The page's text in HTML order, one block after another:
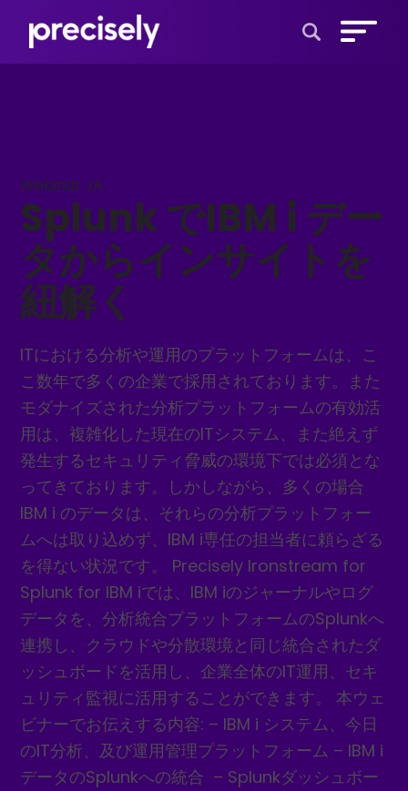
Webinar JA
Splunk でIBM i デー
タからインサイトを
紐解く
ITにおける分析や運用のプラットフォームは、こ
こ数年で多くの企業で採用されております。また
モダナイズされた分析プラットフォームの有効活
用は、複雑化した現在のITシステム、また絶えず
発生するセキュリティ脅威の環境下では必須とな
ってきております。しかしながら、多くの場合
IBM i のデータは、それらの分析プラットフォー
ムへは取り込めず、IBM i専任の担当者に頼らざる
を得ない状況です。 Precisely Ironstream for
Splunk for IBM iでは、IBM iのジャーナルやログ
データを、分析統合プラットフォームのSplunkへ
連携し、クラウドや分散環境と同じ統合されたダ
ッシュボードを活用し、企業全体のIT運用、セキ
ュリティ監視に活用することができます。 本ウェ
ビナーでお伝えする内容: – IBM i システム、今日
のIT分析、及び運用管理プラットフォーム – IBM i
データのSplunkへの統合 – Splunkダッシュボー